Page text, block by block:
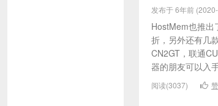
发布于 6年前
HostMem也推出
折，另外还有几
CN2GT，联通
器的朋友可以入
阅读(3037)